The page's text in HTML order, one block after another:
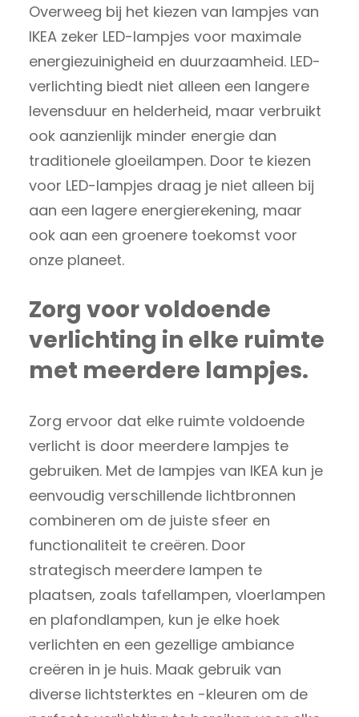
Overweeg bij het kiezen van lampjes van
IKEA zeker LED-lampjes voor maximale
energiezuinigheid en duurzaamheid. LED-
verlichting biedt niet alleen een langere
levensduur en helderheid, maar verbruikt
ook aanzienlijk minder energie dan
traditionele gloeilampen. Door te kiezen
voor LED-lampjes draag je niet alleen bij
aan een lagere energierekening, maar
ook aan een groenere toekomst voor
onze planeet.
Zorg voor voldoende
verlichting in elke ruimte
met meerdere lampjes.
Zorg ervoor dat elke ruimte voldoende
verlicht is door meerdere lampjes te
gebruiken. Met de lampjes van IKEA kun je
eenvoudig verschillende lichtbronnen
combineren om de juiste sfeer en
functionaliteit te creëren. Door
strategisch meerdere lampen te
plaatsen, zoals tafellampen, vloerlampen
en plafondlampen, kun je elke hoek
verlichten en een gezellige ambiance
creëren in je huis. Maak gebruik van
diverse lichtsterktes en -kleuren om de